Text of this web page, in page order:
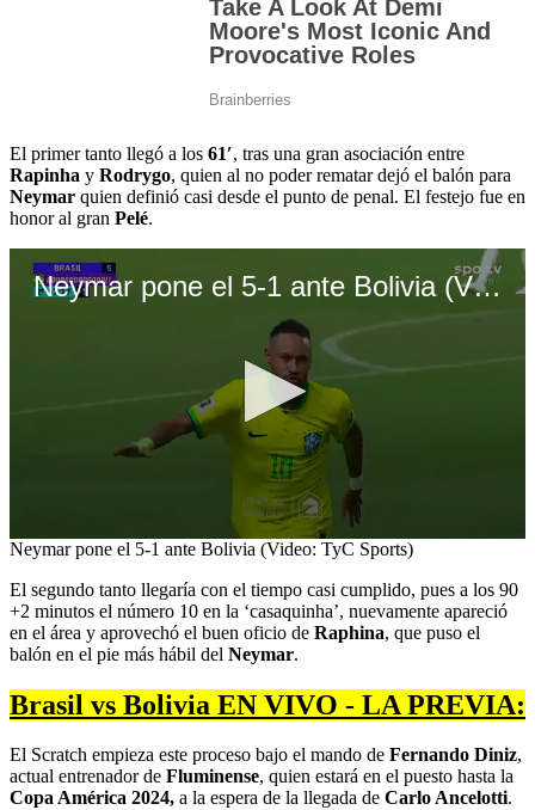
El primer tanto llegó a los 61′, tras una gran asociación entre
Rapinha y Rodrygo, quien al no poder rematar dejó el balón para
Neymar quien definió casi desde el punto de penal. El festejo fue en
honor al gran Pelé.
Neymar pone el 5-1 ante Bolivia (Video: TyC Sports)
0
seconds
of
13
seconds
Neymar pone el 5-1 ante Bolivia (Video: TyC Sports)
El segundo tanto llegaría con el tiempo casi cumplido, pues a los 90
+2 minutos el número 10 en la ‘casaquinha’, nuevamente apareció
en el área y aprovechó el buen oficio de Raphina, que puso el
balón en el pie más hábil del Neymar.
Brasil vs Bolivia EN VIVO - LA PREVIA:
El Scratch empieza este proceso bajo el mando de Fernando Diniz,
actual entrenador de Fluminense, quien estará en el puesto hasta la
Copa América 2024, a la espera de la llegada de Carlo Ancelotti.